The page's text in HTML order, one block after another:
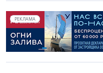
РЕКЛАМА